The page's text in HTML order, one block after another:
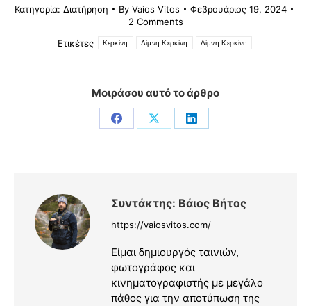
Κατηγορία: Διατήρηση By Vaios Vitos
Φεβρουάριος 19, 2024
2 Comments
Ετικέτες
Κερκίνη Λίμνη Κερκίνη Λίμνη Κερκίνη
Μοιράσου αυτό το άρθρο
Share Share Share
Συντάκτης: Βάιος Βήτος
https://vaiosvitos.com/
Είμαι δημιουργός ταινιών,
φωτογράφος και
κινηματογραφιστής με μεγάλο
πάθος για την αποτύπωση της